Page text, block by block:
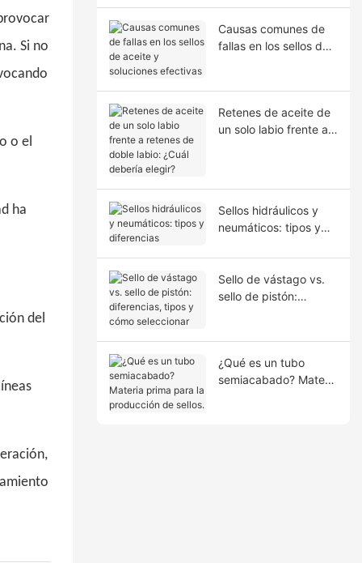
Si no
o el
ha
del
Causas comunes de
fallas en los sellos de
Retenes de aceite de
un solo labio frente a
Sellos hidráulicos y
neumáticos: tipos y
Sello de vástago vs.
sello de pistón:
¿Qué es un tubo
semiacabado? Materia